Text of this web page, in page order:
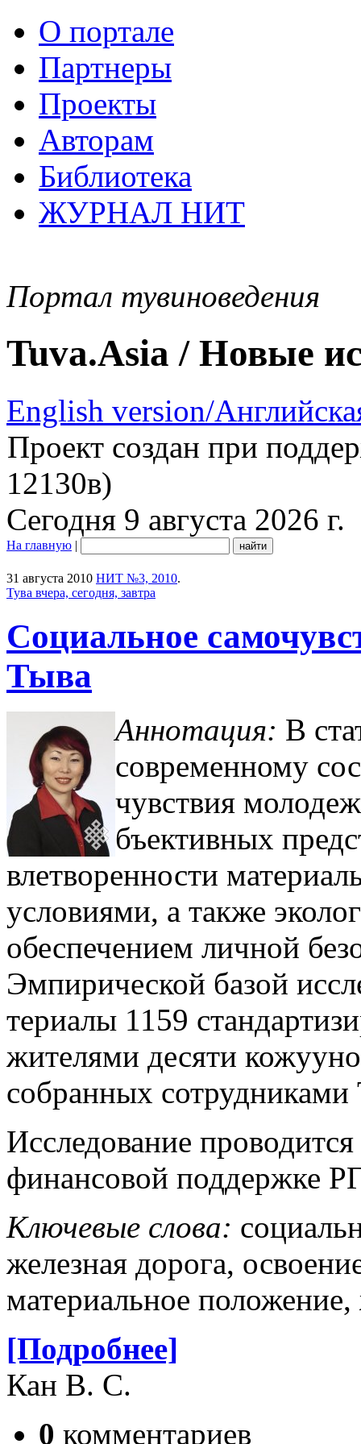
О портале
Партнеры
Проекты
Авторам
Библиотека
ЖУРНАЛ НИТ
Портал тувиноведения
Tuva.Asia / Новые
English version/
Проект создан при
12130в)
Сегодня 9 августа 2026 г.
На главную |
31 августа 2010 НИТ №3, 2010.
Тува вчера, сегодня, завтра
Социальное
Тыва
Аннотация: В
современному
чувствия
бъективных
влетворенности
условиями, а также
обеспечением лич­ной
Эмпири­ческой базой
териалы 1159
жителями десяти
собранных
Исследование
финансовой поддержке
Ключевые слова:
железная дорога,
материальное
[Подробнее]
Кан В. С.
0 комментариев